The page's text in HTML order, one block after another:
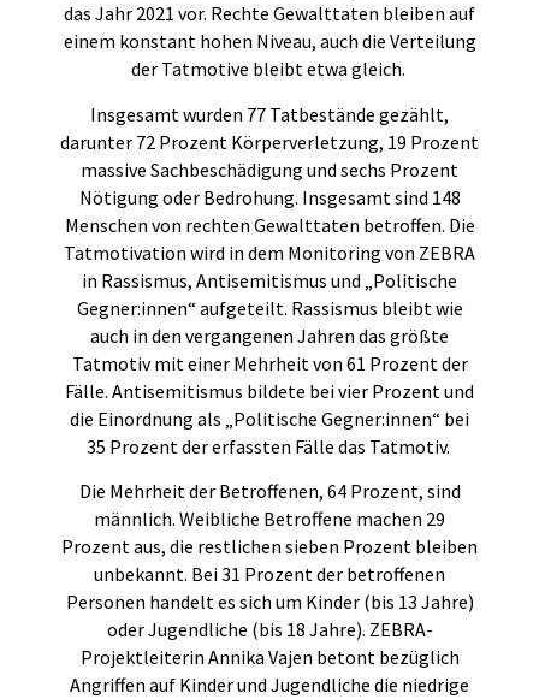
das Jahr 2021 vor. Rechte Gewalttaten bleiben auf
einem konstant hohen Niveau, auch die Verteilung
der Tatmotive bleibt etwa gleich.
Insgesamt wurden 77 Tatbestände gezählt,
darunter 72 Prozent Körperverletzung, 19 Prozent
massive Sachbeschädigung und sechs Prozent
Nötigung oder Bedrohung. Insgesamt sind 148
Menschen von rechten Gewalttaten betroffen. Die
Tatmotivation wird in dem Monitoring von ZEBRA
in Rassismus, Antisemitismus und „Politische
Gegner:innen“ aufgeteilt. Rassismus bleibt wie
auch in den vergangenen Jahren das größte
Tatmotiv mit einer Mehrheit von 61 Prozent der
Fälle. Antisemitismus bildete bei vier Prozent und
die Einordnung als „Politische Gegner:innen“ bei
35 Prozent der erfassten Fälle das Tatmotiv.
Die Mehrheit der Betroffenen, 64 Prozent, sind
männlich. Weibliche Betroffene machen 29
Prozent aus, die restlichen sieben Prozent bleiben
unbekannt. Bei 31 Prozent der betroffenen
Personen handelt es sich um Kinder (bis 13 Jahre)
oder Jugendliche (bis 18 Jahre). ZEBRA-
Projektleiterin Annika Vajen betont bezüglich
Angriffen auf Kinder und Jugendliche die niedrige